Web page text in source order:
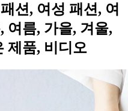
션, 여성 패션, 여
여름, 가을, 겨울,
제품, 비디오